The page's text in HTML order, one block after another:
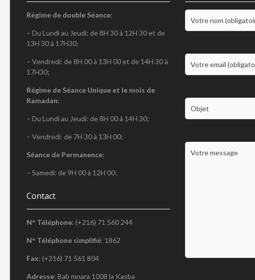
Régime de double Séance:
– Du Lundi au Jeudi: de 8H 30 à 12H 30 et de
13H 30 à 17H30;
– Vendredi: de 8H 00 à 13H 00 et de 14H 30 à
17H30;
Régime de Séance Unique et le mois de
Ramadan:
– Du Lundi au Jeudi: de 8H 00 à 14H 30;
– Vendredi: de 7H 30 à 13H 00;
Séance de Permanence:
– Samedi: de 9H 00 à 12H 00;
Contact
N° Téléphone: (+216) 71 560 244
N° Téléphone simplifié: 1862
Fax: (+216) 71 561 804
Adresse: Bab mnara 1008 la Kasba